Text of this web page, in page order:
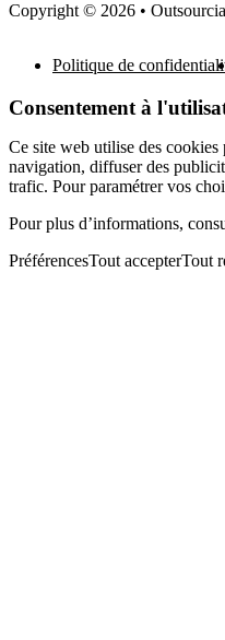
Copyright © 2026 • Outsourcia
Politique de
Consentement à
Ce site web utilise des
navigation, diffuser des
trafic. Pour paramétrer vos
Pour plus d’informations,
PréférencesTout accepterTout